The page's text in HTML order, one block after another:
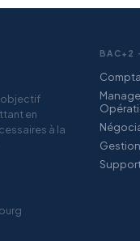
objectif
en
à la
BAC+2
Gestion